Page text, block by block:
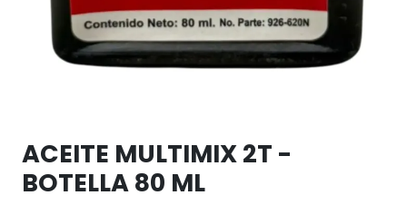
ACEITE MULTIMIX 2T -
BOTELLA 80 ML